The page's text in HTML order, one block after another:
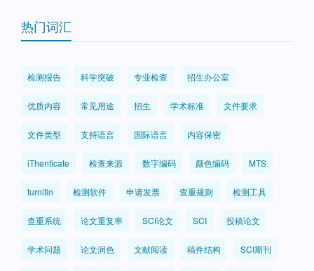
热门词汇
检测报告 科学突破 专业检查 招生办公室
优质内容 常见用途 招生 学术标准 文件要求
文件类型 支持语言 国际语言 内容保密
iThenticate 检查来源 数字编码 颜色编码 MTS
turnitin 检测软件 申请发票 查重规则 检测工具
查重系统 论文重复率 SCI论文 SCI 投稿论文
学术问题 论文润色 文献阅读 稿件结构 SCI期刊